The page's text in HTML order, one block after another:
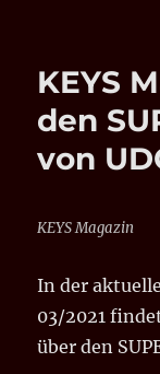
KEYS
den
von
KEYS Magazin
In der
03/2021
über den